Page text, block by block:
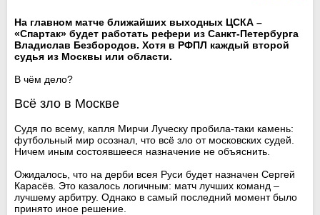
На главном матче ближайших выходных ЦСКА –
«Спартак» будет работать рефери из Санкт-Петербурга
Владислав Безбородов. Хотя в РФПЛ каждый второй
судья из Москвы или области.
В чём дело?
Всё зло в Москве
Судя по всему, капля Мирчи Луческу пробила-таки камень:
футбольный мир осознал, что всё зло от московских судей.
Ничем иным состоявшееся назначение не объяснить.
Ожидалось, что на дерби всея Руси будет назначен Сергей
Карасёв. Это казалось логичным: матч лучших команд –
лучшему арбитру. Однако в самый последний момент было
принято иное решение.